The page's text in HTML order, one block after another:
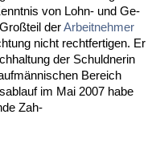
von Lohn- und Ge­
derAr­beit­neh­mer
nicht recht­fer­ti­gen. Er
der Schuld­ne­rin
Be­reich
im Mai 2007 ha­be
Zah-